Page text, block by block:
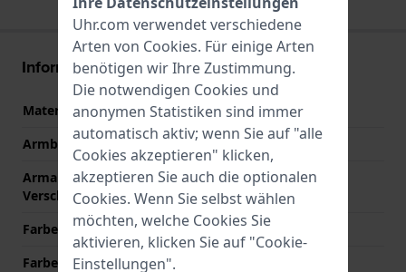
Informationen zum Armband
Material des Armbands
Leder
Armbandbreite
16 mm
Armandbreite am
Verschluß
15 mm
Farbe des Armbands
Braun
Farbe der Naht
Uhr.com verwendet verschiedene
Arten von Cookies. Für einige Arten
benötigen wir Ihre Zustimmung.
Die notwendigen Cookies und
anonymen Statistiken sind immer
automatisch aktiv; wenn Sie auf "alle
Cookies akzeptieren" klicken,
akzeptieren Sie auch die optionalen
Cookies. Wenn Sie selbst wählen
möchten, welche Cookies Sie
aktivieren, klicken Sie auf "Cookie-
Einstellungen".